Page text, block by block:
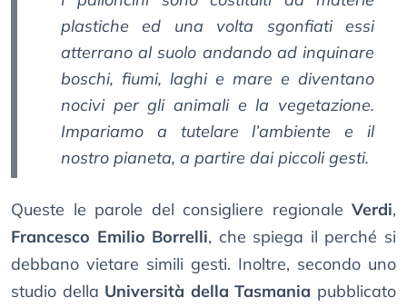
plastiche ed una volta sgonfiati essi
atterrano al suolo andando ad inquinare
boschi, fiumi, laghi e mare e diventano
nocivi per gli animali e la vegetazione.
Impariamo a tutelare l’ambiente e il
nostro pianeta, a partire dai piccoli gesti.
Queste le parole del consigliere regionale Verdi,
Francesco Emilio Borrelli, che spiega il perché si
debbano vietare simili gesti. Inoltre, secondo uno
studio della Università della Tasmania pubblicato